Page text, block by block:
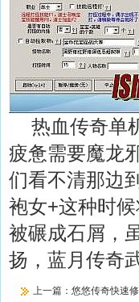
热血传奇单
疲惫需要魔龙
们看不清那边
袍女+这种时
被碾成石屑，
扬，蓝月传奇
上一篇： 悠悠传奇快速